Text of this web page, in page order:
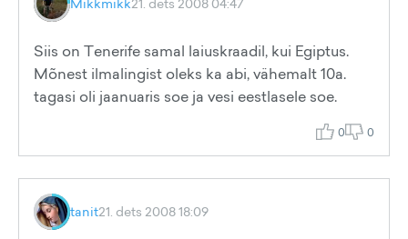
Siis on Tenerife samal laiuskraadil, kui Egiptus.
Mõnest ilmalingist oleks ka abi, vähemalt 10a.
tagasi oli jaanuaris soe ja vesi eestlasele soe.
0 0
tanit21. dets 2008 18:09